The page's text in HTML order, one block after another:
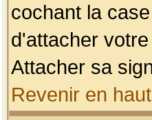
cochant la
d'attacher
Attacher sa
Revenir en